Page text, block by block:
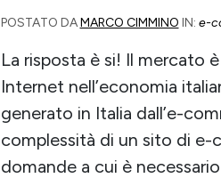
POSTATO DAMARCO CIMMINO IN: e-
La risposta è si! Il mercato
Internet nell’economia
generato in Italia dall’e-
complessità di un sito di
domande a cui è